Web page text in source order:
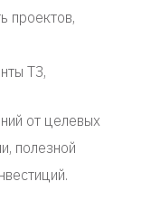
проектов,
ТЗ,
от целевых
полезной